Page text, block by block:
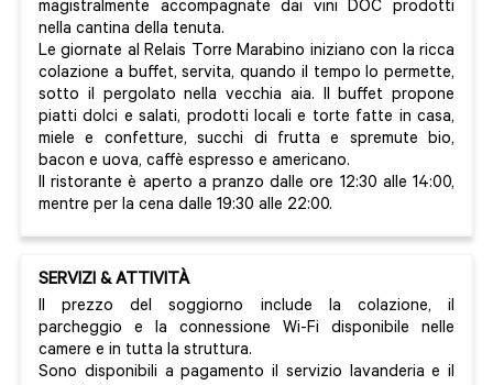
magistralmente accompagnate dai vini DOC prodotti
nella cantina della tenuta.
Le giornate al Relais Torre Marabino iniziano con la ricca
colazione a buffet, servita, quando il tempo lo permette,
sotto il pergolato nella vecchia aia. Il buffet propone
piatti dolci e salati, prodotti locali e torte fatte in casa,
miele e confetture, succhi di frutta e spremute bio,
bacon e uova, caffè espresso e americano.
Il ristorante è aperto a pranzo dalle ore 12:30 alle 14:00,
mentre per la cena dalle 19:30 alle 22:00.
SERVIZI & ATTIVITÀ
Il prezzo del soggiorno include la colazione, il
parcheggio e la connessione Wi-Fi disponibile nelle
camere e in tutta la struttura.
Sono disponibili a pagamento il servizio lavanderia e il